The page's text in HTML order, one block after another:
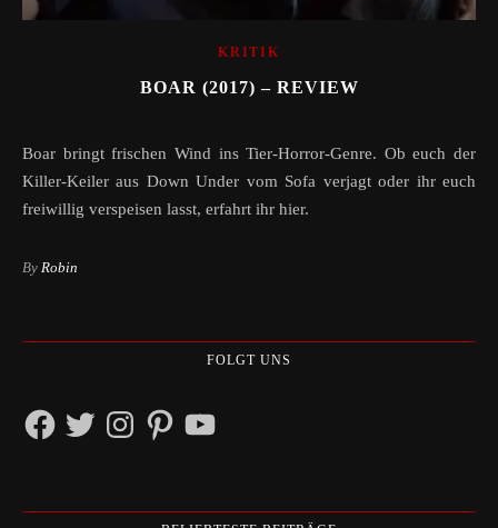
KRITIK
BOAR (2017) – REVIEW
Boar bringt frischen Wind ins Tier-Horror-Genre. Ob euch der
Killer-Keiler aus Down Under vom Sofa verjagt oder ihr euch
freiwillig verspeisen lasst, erfahrt ihr hier.
By Robin
FOLGT UNS
FacebookTwitterInstagramPinterestYouTube